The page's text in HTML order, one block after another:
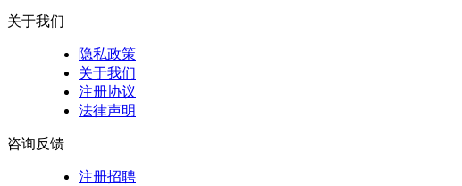
关于我们
隐私政策
关于我们
注册协议
法律声明
咨询反馈
注册招聘